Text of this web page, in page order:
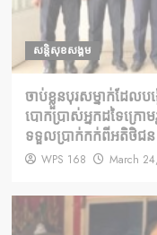
សន្តិសុខសង្គម
ចាប់ខ្លួនបុរសម្នាក់ដែលប
បោកប្រាស់អ្នកដទៃក្រោ
ទទួលប្រាក់កក់ពីអតិថិជ
WPS 168 March